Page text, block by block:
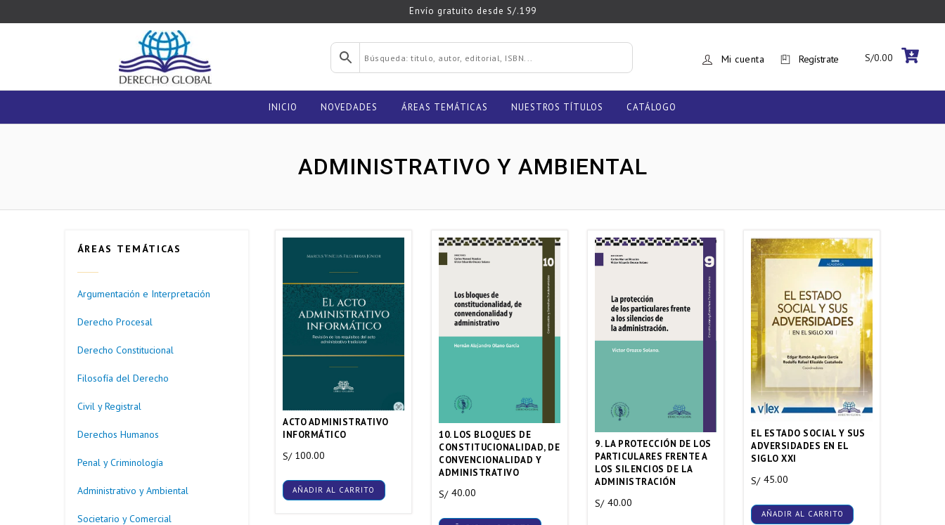
Envío gratuito desde S/.199
Mi cuenta Regístrate S/0.00
INICIO NOVEDADES ÁREAS TEMÁTICAS NUESTROS TÍTULOS CATÁLOGO
ADMINISTRATIVO Y AMBIENTAL
ÁREAS TEMÁTICAS
Argumentación e Interpretación
Derecho Procesal
Derecho Constitucional
Filosofía del Derecho
Civil y Registral
Derechos Humanos
Penal y Criminología
Administrativo y Ambiental
Societario y Comercial
ACTO ADMINISTRATIVO
INFORMÁTICO
S/ 100.00
AÑADIR AL CARRITO
10. LOS BLOQUES DE
CONSTITUCIONALIDAD, DE
CONVENCIONALIDAD Y
ADMINISTRATIVO
S/ 40.00
9. LA PROTECCIÓN DE LOS
PARTICULARES FRENTE A
LOS SILENCIOS DE LA
ADMINISTRACIÓN
S/ 40.00
EL ESTADO SOCIAL Y SUS
ADVERSIDADES EN EL
SIGLO XXI
S/ 45.00
AÑADIR AL CARRITO